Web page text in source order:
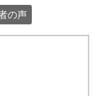
の声